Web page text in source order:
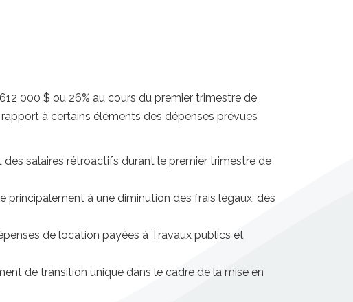
000 $ ou 26% au cours du premier trimestre de
à certains éléments des dépenses prévues
salaires rétroactifs durant le premier trimestre de
à une diminution des frais légaux, des
de location payées à Travaux publics et
de transition unique dans le cadre de la mise en